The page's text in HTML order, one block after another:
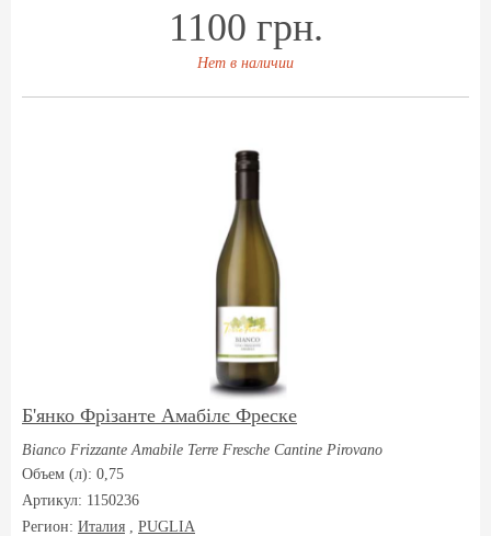
1100 грн.
Нет в наличии
Б'янко Фрізанте Амабілє Фреске
Bianco Frizzante Amabile Terre Fresche Cantine Pirovano
Объем (л): 0,75
Артикул: 1150236
Регион: Италия , PUGLIA